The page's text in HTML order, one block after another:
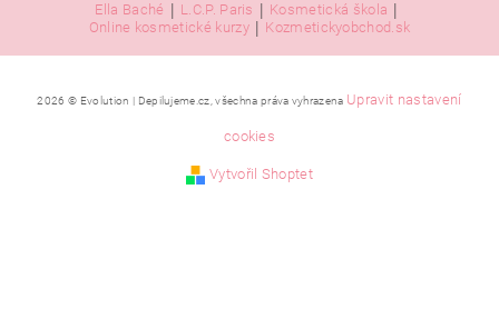
Ella Baché L.C.P. Paris Kosmetická škola
Online kosmetické kurzy Kozmetickyobchod.sk
2026 © Evolution | Depilujeme.cz, všechna práva vyhrazena Upravit nastavení
cookies
Vytvořil Shoptet